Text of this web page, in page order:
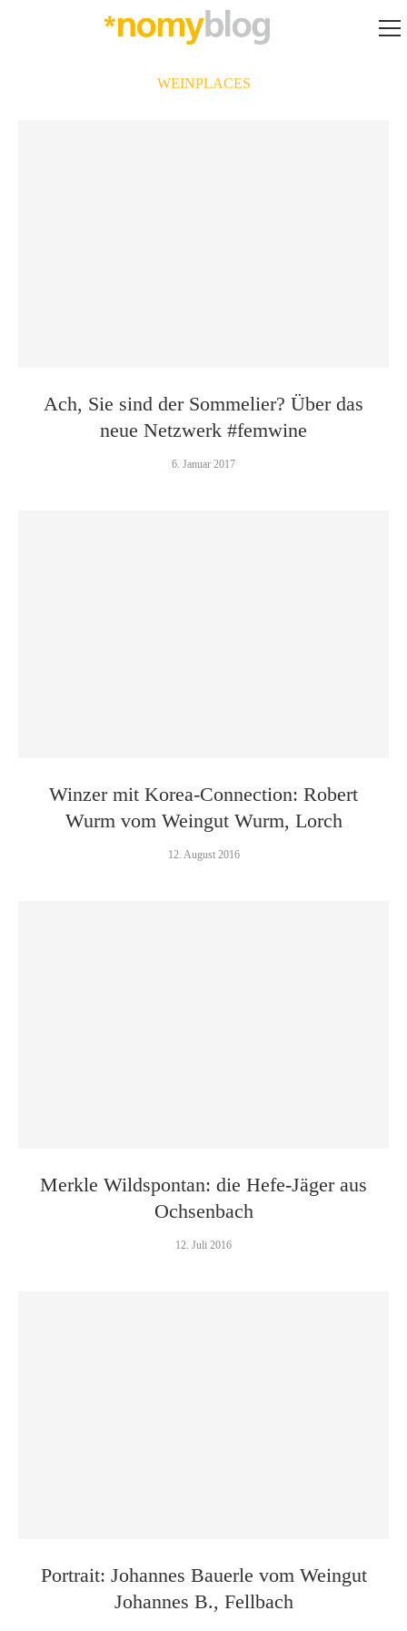
WEINPLACES
Ach, Sie sind der Sommelier? Über das
neue Netzwerk #femwine
6. Januar 2017
Winzer mit Korea-Connection: Robert
Wurm vom Weingut Wurm, Lorch
12. August 2016
Merkle Wildspontan: die Hefe-Jäger aus
Ochsenbach
12. Juli 2016
Portrait: Johannes Bauerle vom Weingut
Johannes B., Fellbach